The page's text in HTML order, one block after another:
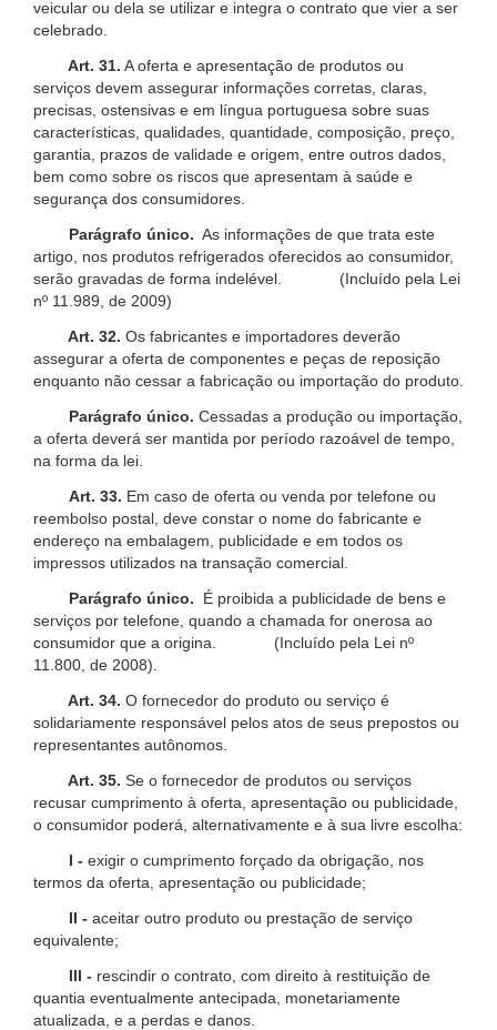
veicular ou dela se utilizar e integra o contrato que vier a ser
celebrado.
Art. 31. A oferta e apresentação de produtos ou
serviços devem assegurar informações corretas, claras,
precisas, ostensivas e em língua portuguesa sobre suas
características, qualidades, quantidade, composição, preço,
garantia, prazos de validade e origem, entre outros dados,
bem como sobre os riscos que apresentam à saúde e
segurança dos consumidores.
Parágrafo único. As informações de que trata este
artigo, nos produtos refrigerados oferecidos ao consumidor,
serão gravadas de forma indelével. (Incluído pela Lei
nº 11.989, de 2009)
Art. 32. Os fabricantes e importadores deverão
assegurar a oferta de componentes e peças de reposição
enquanto não cessar a fabricação ou importação do produto.
Parágrafo único. Cessadas a produção ou importação,
a oferta deverá ser mantida por período razoável de tempo,
na forma da lei.
Art. 33. Em caso de oferta ou venda por telefone ou
reembolso postal, deve constar o nome do fabricante e
endereço na embalagem, publicidade e em todos os
impressos utilizados na transação comercial.
Parágrafo único.
É proibida a publicidade de bens e
serviços por telefone, quando a chamada for onerosa ao
consumidor que a origina. (Incluído pela Lei nº
11.800, de 2008).
Art. 34. O fornecedor do produto ou serviço é
solidariamente responsável pelos atos de seus prepostos ou
representantes autônomos.
Art. 35. Se o fornecedor de produtos ou serviços
recusar cumprimento à oferta, apresentação ou publicidade,
o consumidor poderá, alternativamente e à sua livre escolha:
I - exigir o cumprimento forçado da obrigação, nos
termos da oferta, apresentação ou publicidade;
II - aceitar outro produto ou prestação de serviço
equivalente;
III - rescindir o contrato, com direito à restituição de
quantia eventualmente antecipada, monetariamente
atualizada, e a perdas e danos.